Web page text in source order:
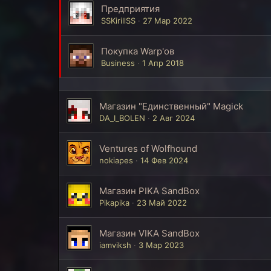
Предприятия
SSKirillSS 27 Мар 2022
Покупка Warp'ов
Business 1 Апр 2018
Магазин "Единственный" Magick
DA_I_BOLEN 2 Авг 2024
Ventures of Wolfhound
nokiapes 14 Фев 2024
Магазин PIKA SandBox
Pikapika 23 Май 2022
Магазин VIKA SandBox
iamviksh 3 Мар 2023